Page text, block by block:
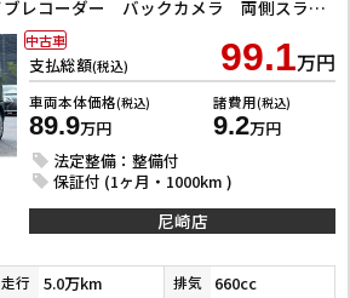
ハイブリッドG ドライブレコーダー バックカメラ 両側スライドドア ナビ TV スマートキー アイドリングストップ 電動格納ミラー ベンチシート CVT ESC CD DVD再生 Bluetooth エアコン
支払総額(税込) 99.1万円
車両本体価格(税込)
89.9万円
諸費用(税込)
9.2万円
法定整備：整備付
保証付 (1ヶ月・1000km )
中古車
尼崎店
走行 5.0万km 排気 660cc